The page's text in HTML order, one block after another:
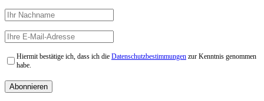
Hiermit bestätige ich, dass ich die Datenschutzbestimmungen zur Kenntnis genommen
habe.